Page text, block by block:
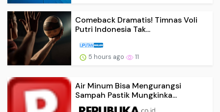
Comeback Dramatis! Timnas Voli
Putri Indonesia Tak...
5 hours ago 11
Air Minum Bisa Mengurangsi
Sampah Pastik Mungkinka...